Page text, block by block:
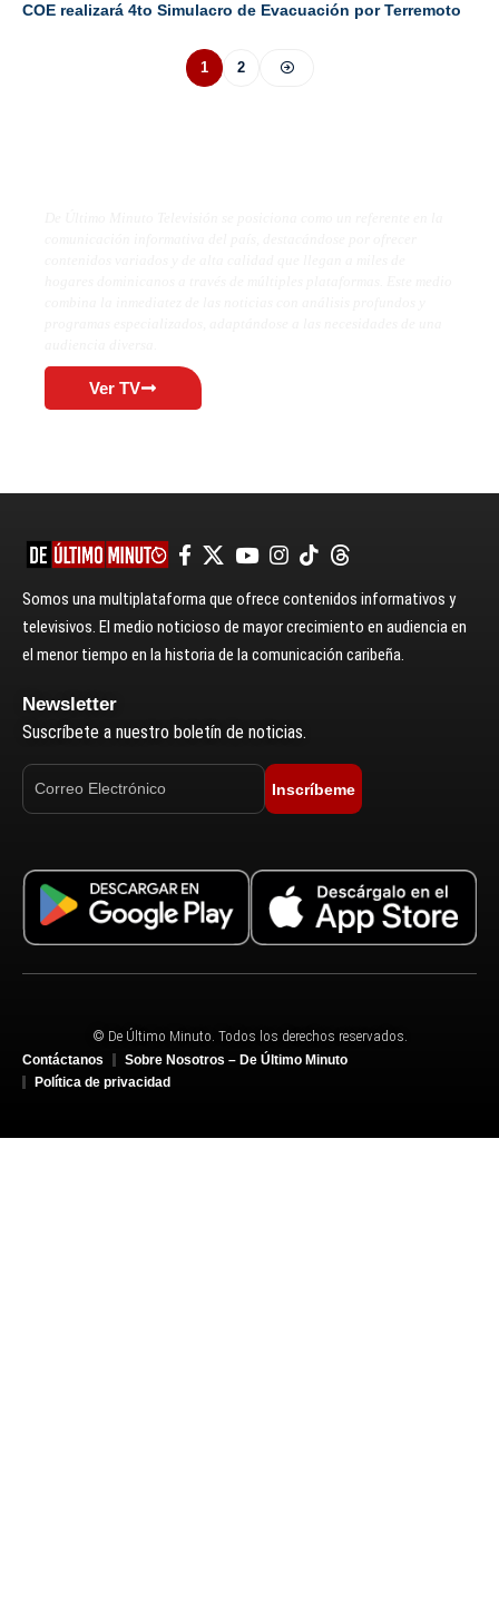
COE realizará 4to Simulacro de Evacuación por Terremoto
1 2
Ver TV
Somos una multiplataforma que ofrece contenidos informativos y
televisivos. El medio noticioso de mayor crecimiento en audiencia en
el menor tiempo en la historia de la comunicación caribeña.
Newsletter
Suscríbete a nuestro boletín de noticias.
Inscríbeme
© De Último Minuto. Todos los derechos reservados.
Contáctanos
Sobre Nosotros – De Último Minuto
Política de privacidad